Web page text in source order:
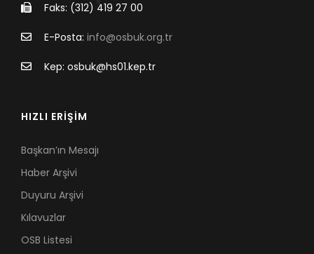
Faks: (312) 419 27 00
E-Posta: info@osbuk.org.tr
Kep: osbuk@hs01.kep.tr
HIZLI ERİŞİM
Başkan’ın Mesajı
Haber Arşivi
Duyuru Arşivi
Kılavuzlar
OSB Listesi